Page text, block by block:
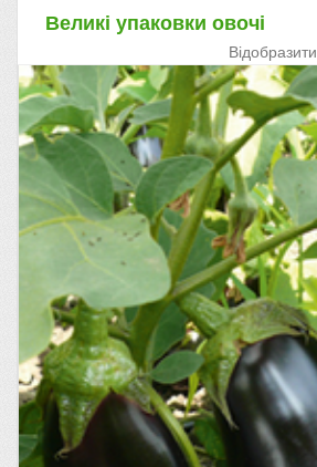
Великі упаковки овочі
Вiдобразити